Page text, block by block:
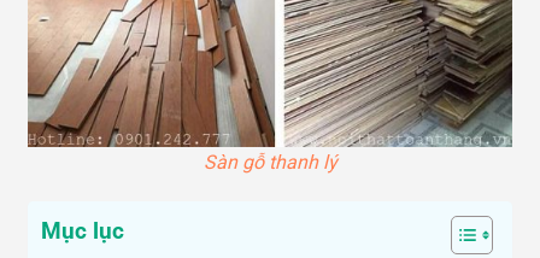
Sàn gỗ thanh lý
Mục lục